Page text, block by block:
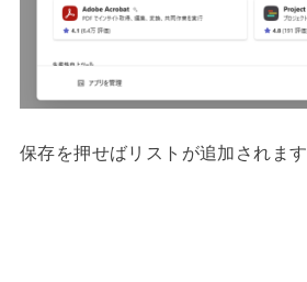
保存を押せばリストが追加されます